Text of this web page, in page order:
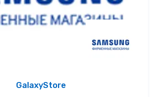
GalaxyStore